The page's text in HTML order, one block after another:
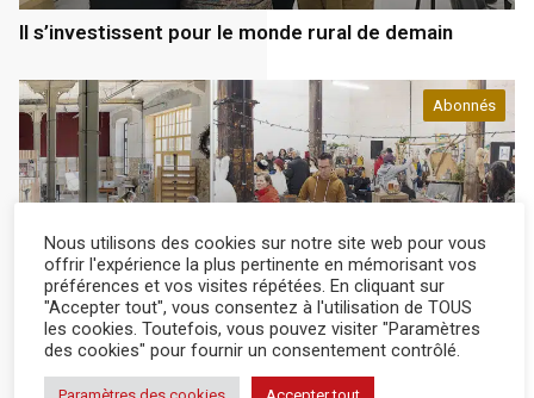
Il s’investissent pour le monde rural de demain
Département
Abonnés
18 Jan 2024
De la culture et de l’emploi pour tous grâce à La
Traverse
Nous utilisons des cookies sur notre site web pour vous
offrir l'expérience la plus pertinente en mémorisant vos
préférences et vos visites répétées. En cliquant sur
"Accepter tout", vous consentez à l'utilisation de TOUS
les cookies. Toutefois, vous pouvez visiter "Paramètres
des cookies" pour fournir un consentement contrôlé.